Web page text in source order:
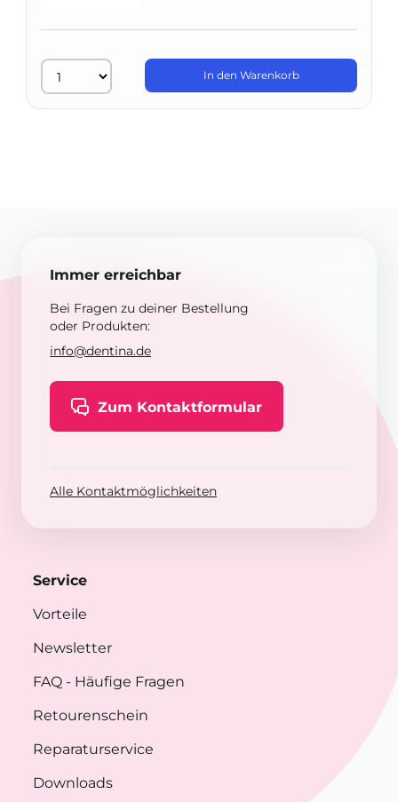
In den Warenkorb
Immer erreichbar
Bei Fragen zu deiner Bestellung
oder Produkten:
info@dentina.de
Zum Kontaktformular
Alle Kontaktmöglichkeiten
Service
Vorteile
Newsletter
FAQ - Häufige Fragen
Retourenschein
Reparaturservice
Downloads